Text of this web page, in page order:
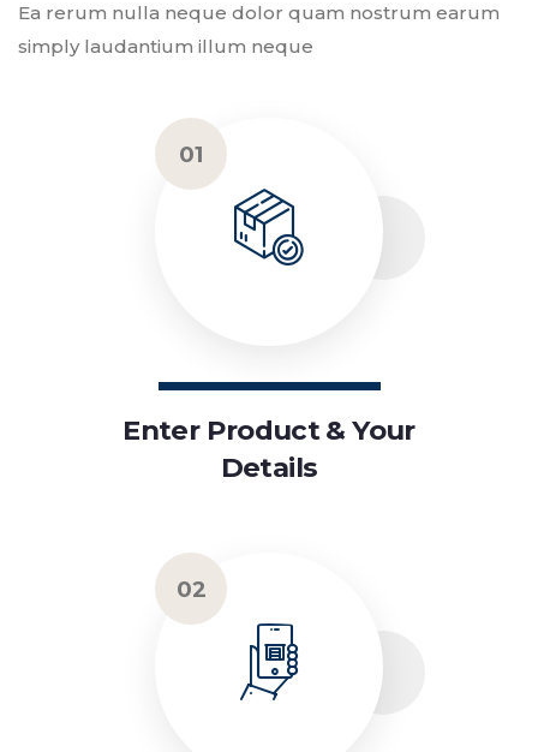
Ea rerum nulla neque dolor quam nostrum earum
simply laudantium illum neque
01
Enter Product & Your
Details
02